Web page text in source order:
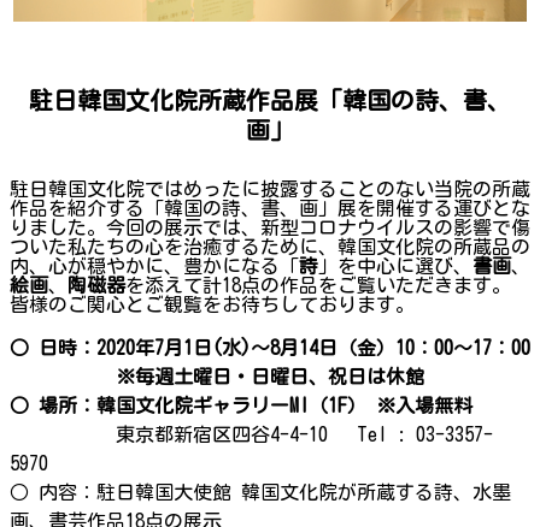
駐日韓国文化院所蔵作品展「韓国の詩、書、
画」
駐日韓国文化院ではめったに披露することのない当院の所蔵
作品を紹介する「韓国の詩、書、画」展を開催する運びとな
りました。今回の展示では、新型コロナウイルスの影響で傷
ついた私たちの心を治癒するために、韓国文化院の所蔵品の
内、心が穏やかに、豊かになる「詩 」を中心に選び、 書画、
絵画、 陶磁器を添えて計18点の作品をご覧いただきます。
皆様のご関心とご観覧をお待ちしております。
○ 日時：2020年7月1日(水)～8月14日（金）10：00～17：00
※毎週土曜日・日曜日、祝日は休館
○ 場所：韓国文化院ギャラリーMI（1F） ※入場無料
東京都新宿区四谷4-4-10 Tel : 03-3357-
5970
○ 内容：駐日韓国大使館 韓国文化院が所蔵する詩、水墨
画、書芸作品18点の展示